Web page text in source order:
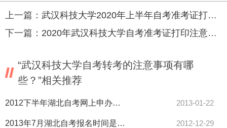
上一篇： 武汉科技大学2020年上半年自考准考证打印时间？
下一篇： 2020年武汉科技大学自考准考证打印注意事项
“武汉科技大学自考转考的注意事项有哪
些？”相关推荐
2012下半年湖北自考网上申办毕业证信息确认时间 2013-01-22
2013年7月湖北自考报名时间是什么时候 2012-12-29